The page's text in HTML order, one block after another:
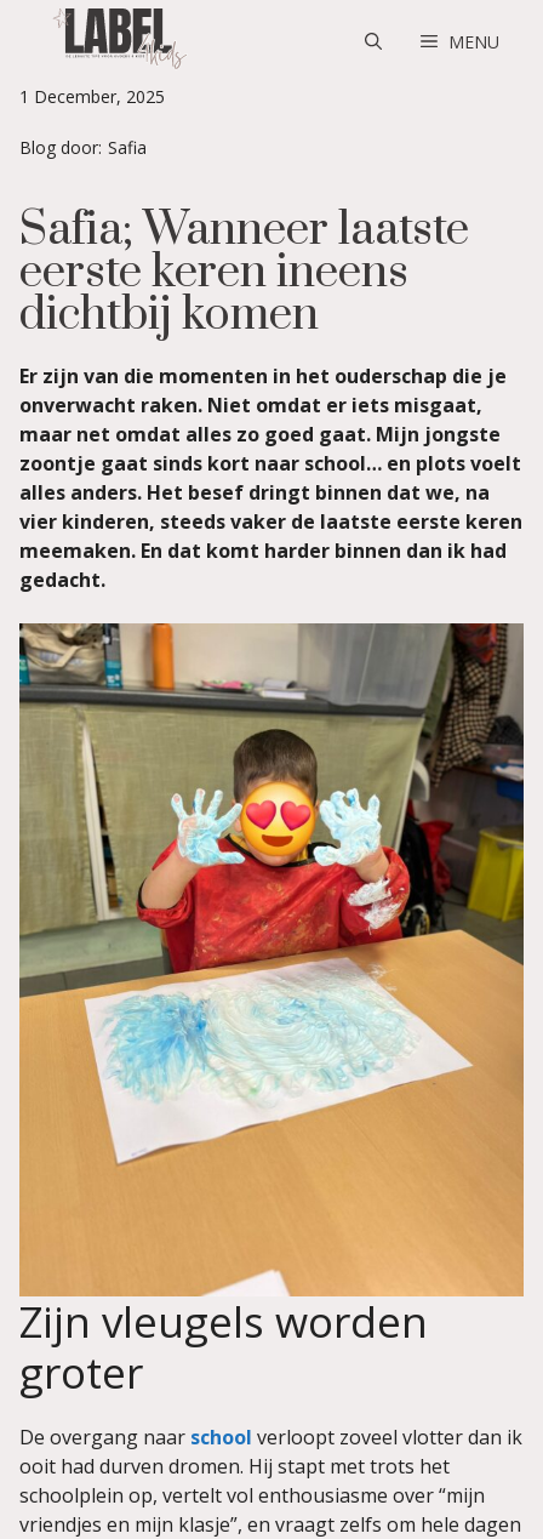
MENU
1 December, 2025
Blog door: Safia
Safia; Wanneer laatste
eerste keren ineens
dichtbij komen
Er zijn van die momenten in het ouderschap die je
onverwacht raken. Niet omdat er iets misgaat,
maar net omdat alles zo goed gaat. Mijn jongste
zoontje gaat sinds kort naar school… en plots voelt
alles anders. Het besef dringt binnen dat we, na
vier kinderen, steeds vaker de laatste eerste keren
meemaken. En dat komt harder binnen dan ik had
gedacht.
Zijn vleugels worden
groter
De overgang naar school verloopt zoveel vlotter dan ik
ooit had durven dromen. Hij stapt met trots het
schoolplein op, vertelt vol enthousiasme over “mijn
vriendjes en mijn klasje”, en vraagt zelfs om hele dagen